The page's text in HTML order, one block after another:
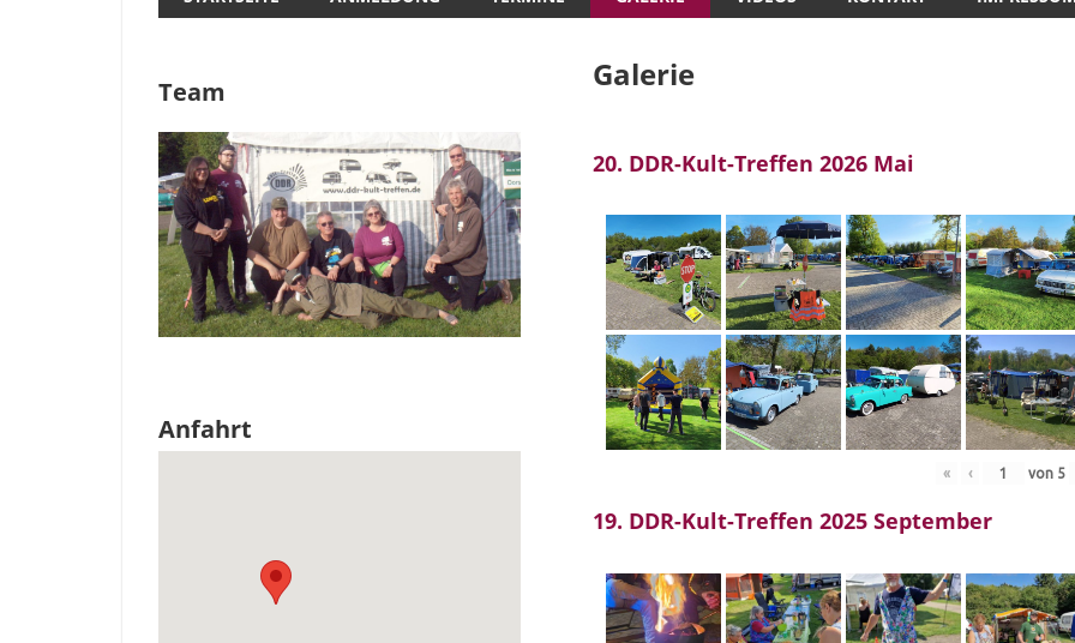
Galerie
20. DDR-Kult-Treffen 2026 Mai
« ‹ von 5
19. DDR-Kult-Treffen 2025 September
Team
Anfahrt